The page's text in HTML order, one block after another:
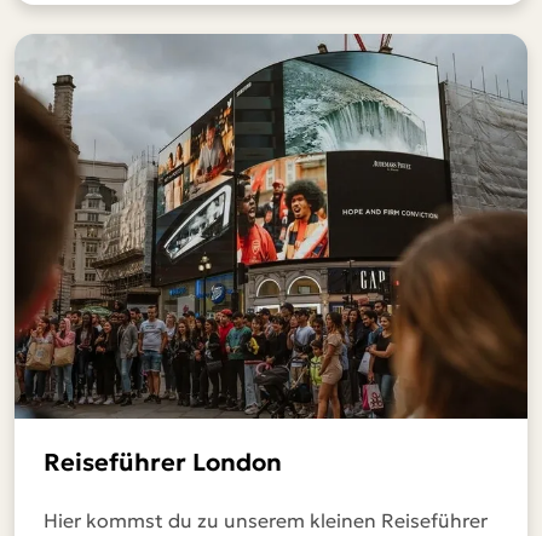
Reiseführer London
Hier kommst du zu unserem kleinen Reiseführer